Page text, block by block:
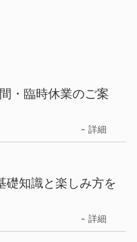
・臨時休業のご案
詳細
礎知識と楽しみ方を
詳細